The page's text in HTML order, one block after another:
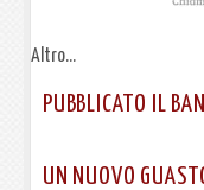
Altro...
PUBBLICATO IL
UN NUOVO